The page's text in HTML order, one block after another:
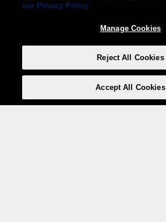
our Privacy Policy
Manage Cookies
Reject All Cookies
Accept All Cookies